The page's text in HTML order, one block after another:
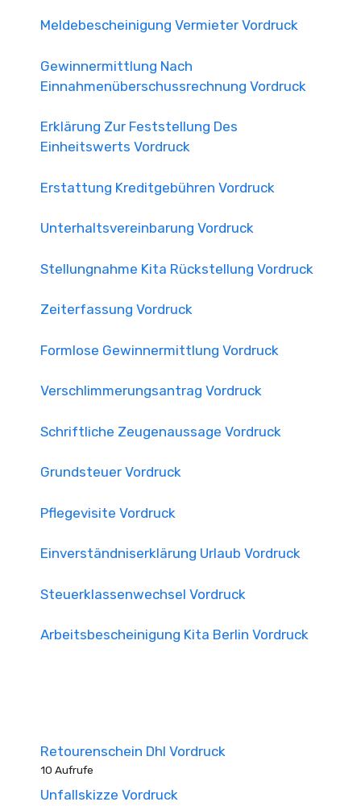
Meldebescheinigung Vermieter Vordruck
Gewinnermittlung Nach
Einnahmenüberschussrechnung Vordruck
Erklärung Zur Feststellung Des
Einheitswerts Vordruck
Erstattung Kreditgebühren Vordruck
Unterhaltsvereinbarung Vordruck
Stellungnahme Kita Rückstellung Vordruck
Zeiterfassung Vordruck
Formlose Gewinnermittlung Vordruck
Verschlimmerungsantrag Vordruck
Schriftliche Zeugenaussage Vordruck
Grundsteuer Vordruck
Pflegevisite Vordruck
Einverständniserklärung Urlaub Vordruck
Steuerklassenwechsel Vordruck
Arbeitsbescheinigung Kita Berlin Vordruck
Retourenschein Dhl Vordruck
10 Aufrufe
Unfallskizze Vordruck